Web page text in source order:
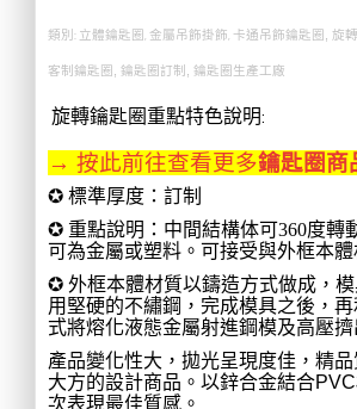
類別: 立體鑰匙圈, 金屬吊飾掛飾, 卡通吊飾鑰匙圈, 旋
客制鑰匙圈, 鑰匙圈訂制, 鑰匙圈生產工廠
旋轉鑰匙圈重點特色說明:
→ 按此前往查看更多鑰匙圈商
✪ 標準厚度：訂制
✪ 重點說明：中間結構体可360度轉
可為金屬或塑料。可接受與外框本體
✪外框本體材質以鑄造方式做成，
用堅硬的不繡鋼，完成模具之後，再
式將熔化液態金屬射進鋼模及高壓擠
產品變化性大，拋光呈現度佳，精
大方的設計商品。以鋅合金結合
次表現最佳質感。